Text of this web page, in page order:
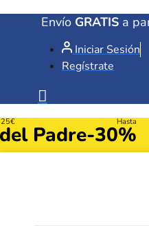
Envío GRATIS a
Iniciar Sesión
Regístrate
Padre
Hasta
-30%